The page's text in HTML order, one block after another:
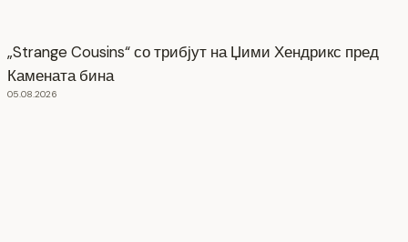
„Strange Cousins“ со трибјут на Џими Хендрикс пред
Камената бина
05.08.2026